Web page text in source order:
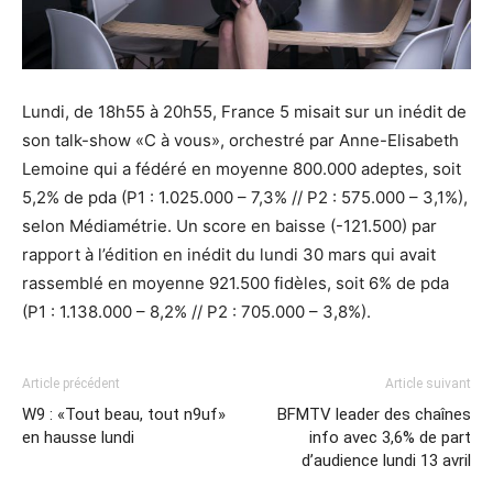
Lundi, de 18h55 à 20h55, France 5 misait sur un inédit de
son talk-show «C à vous», orchestré par Anne-Elisabeth
Lemoine qui a fédéré en moyenne 800.000 adeptes, soit
5,2% de pda (P1 : 1.025.000 – 7,3% // P2 : 575.000 – 3,1%),
selon Médiamétrie. Un score en baisse (-121.500) par
rapport à l’édition en inédit du lundi 30 mars qui avait
rassemblé en moyenne 921.500 fidèles, soit 6% de pda
(P1 : 1.138.000 – 8,2% // P2 : 705.000 – 3,8%).
Article précédent
W9 : «Tout beau, tout n9uf»
en hausse lundi
Article suivant
BFMTV leader des chaînes
info avec 3,6% de part
d’audience lundi 13 avril